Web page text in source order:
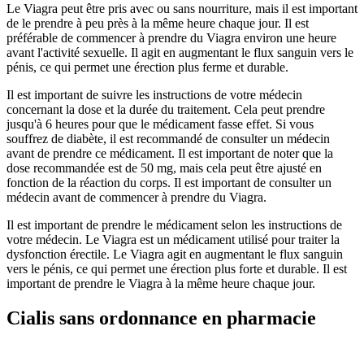
Le Viagra peut être pris avec ou sans nourriture, mais il est important
de le prendre à peu près à la même heure chaque jour. Il est
préférable de commencer à prendre du Viagra environ une heure
avant l'activité sexuelle. Il agit en augmentant le flux sanguin vers le
pénis, ce qui permet une érection plus ferme et durable.
Il est important de suivre les instructions de votre médecin
concernant la dose et la durée du traitement. Cela peut prendre
jusqu'à 6 heures pour que le médicament fasse effet. Si vous
souffrez de diabète, il est recommandé de consulter un médecin
avant de prendre ce médicament. Il est important de noter que la
dose recommandée est de 50 mg, mais cela peut être ajusté en
fonction de la réaction du corps. Il est important de consulter un
médecin avant de commencer à prendre du Viagra.
Il est important de prendre le médicament selon les instructions de
votre médecin. Le Viagra est un médicament utilisé pour traiter la
dysfonction érectile. Le Viagra agit en augmentant le flux sanguin
vers le pénis, ce qui permet une érection plus forte et durable. Il est
important de prendre le Viagra à la même heure chaque jour.
Cialis sans ordonnance en pharmacie